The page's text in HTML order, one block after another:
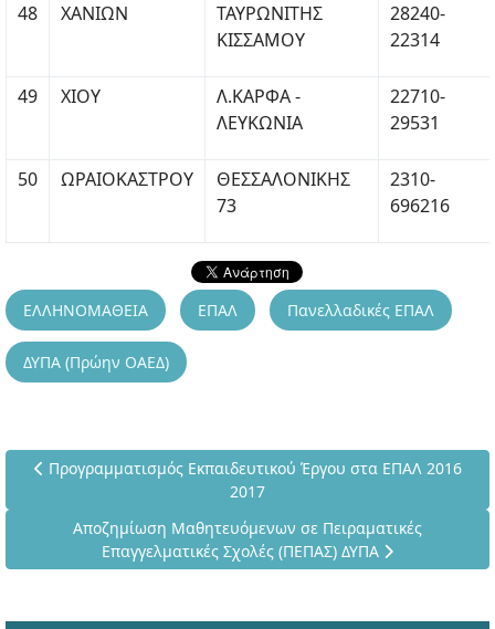
48 ΧΑΝΙΩΝ
ΤΑΥΡΩΝΙΤΗΣ
ΚΙΣΣΑΜΟΥ
28240-
22314
49 ΧΙΟΥ
Λ.ΚΑΡΦΑ -
ΛΕΥΚΩΝΙΑ
22710-
29531
50 ΩΡΑΙΟΚΑΣΤΡΟΥ
ΘΕΣΣΑΛΟΝΙΚΗΣ
73
2310-
696216
ΕΛΛΗΝΟΜΑΘΕΙΑ ΕΠΑΛ Πανελλαδικές ΕΠΑΛ
ΔΥΠΑ (Πρώην ΟΑΕΔ)
Προηγούμενο άρθρο: Προγραμματισμός Εκπαιδευτικού
Προγραμματισμός Εκπαιδευτικού Έργου στα ΕΠΑΛ 2016
2017
Επόμενο άρθρο: Αποζημίωση Μαθητευόμενων σε
Αποζημίωση Μαθητευόμενων σε Πειραματικές
Επαγγελματικές Σχολές (ΠΕΠΑΣ) ΔΥΠΑ